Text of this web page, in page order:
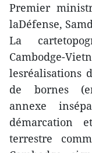
Premier
laDéfense,
La
Cambodge-
lesréalisations
de bornes
annexe
démarcation
terrestre